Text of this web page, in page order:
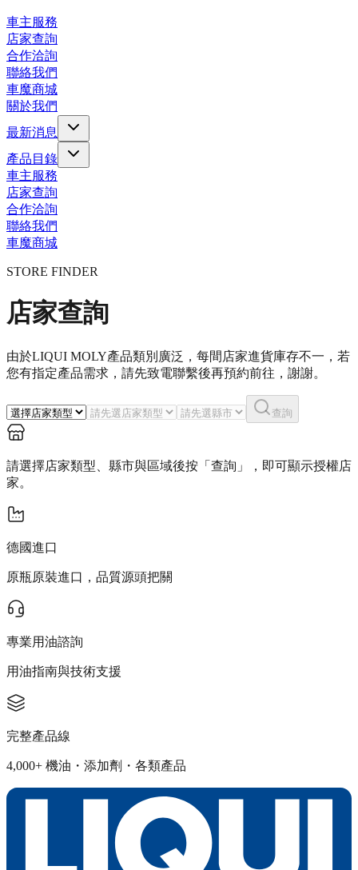
車主服務
店家查詢
合作洽詢
聯絡我們
車魔商城
關於我們
最新消息
產品目錄
車主服務
店家查詢
合作洽詢
聯絡我們
車魔商城
STORE FINDER
店家查詢
由於LIQUI MOLY產品類別廣泛，每間店家進貨庫存不一，若
您有指定產品需求​，請先致電聯繫後再預約前往，謝謝。
查詢
請選擇店家類型、縣市與區域後按「查詢」，即可顯示授權店
家。
德國進口
原瓶原裝進口，品質源頭把關
專業用油諮詢
用油指南與技術支援
完整產品線
4,000+ 機油・添加劑・各類產品